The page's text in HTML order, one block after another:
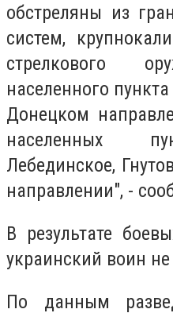
обстреляны из
систем,
стрелкового
населенного
Донецком
населенных
Лебединское,
направлении", -
В результате
украинский воин
По данным